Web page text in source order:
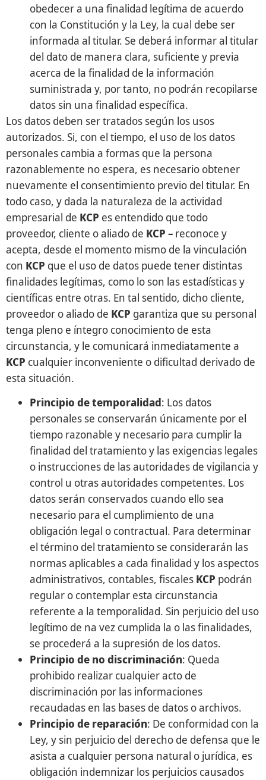
obedecer a una finalidad legítima de acuerdo
con la Constitución y la Ley, la cual debe ser
informada al titular. Se deberá informar al titular
del dato de manera clara, suficiente y previa
acerca de la finalidad de la información
suministrada y, por tanto, no podrán recopilarse
datos sin una finalidad específica.
Los datos deben ser tratados según los usos
autorizados. Si, con el tiempo, el uso de los datos
personales cambia a formas que la persona
razonablemente no espera, es necesario obtener
nuevamente el consentimiento previo del titular. En
todo caso, y dada la naturaleza de la actividad
empresarial de KCP es entendido que todo
proveedor, cliente o aliado de KCP – reconoce y
acepta, desde el momento mismo de la vinculación
con KCP que el uso de datos puede tener distintas
finalidades legítimas, como lo son las estadísticas y
científicas entre otras. En tal sentido, dicho cliente,
proveedor o aliado de KCP garantiza que su personal
tenga pleno e íntegro conocimiento de esta
circunstancia, y le comunicará inmediatamente a
KCP cualquier inconveniente o dificultad derivado de
esta situación.
Principio de temporalidad: Los datos
personales se conservarán únicamente por el
tiempo razonable y necesario para cumplir la
finalidad del tratamiento y las exigencias legales
o instrucciones de las autoridades de vigilancia y
control u otras autoridades competentes. Los
datos serán conservados cuando ello sea
necesario para el cumplimiento de una
obligación legal o contractual. Para determinar
el término del tratamiento se considerarán las
normas aplicables a cada finalidad y los aspectos
administrativos, contables, fiscales KCP podrán
regular o contemplar esta circunstancia
referente a la temporalidad. Sin perjuicio del uso
legítimo de na vez cumplida la o las finalidades,
se procederá a la supresión de los datos.
Principio de no discriminación: Queda
prohibido realizar cualquier acto de
discriminación por las informaciones
recaudadas en las bases de datos o archivos.
Principio de reparación: De conformidad con la
Ley, y sin perjuicio del derecho de defensa que le
asista a cualquier persona natural o jurídica, es
obligación indemnizar los perjuicios causados